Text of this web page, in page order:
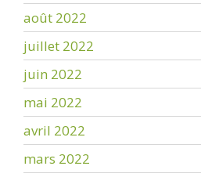
août 2022
juillet 2022
juin 2022
mai 2022
avril 2022
mars 2022